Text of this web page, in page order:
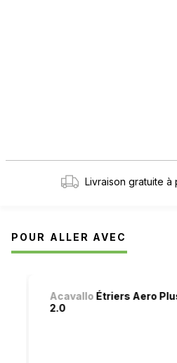
Livraison gratuite à
POUR ALLER AVEC
Acavallo Étriers Aero
2.0